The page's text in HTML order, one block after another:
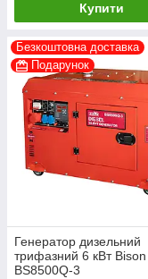
Купити
Безкоштовна доставка
Подарунок
Генератор дизельний
трифазний 6 кВт Bison
BS8500Q-3